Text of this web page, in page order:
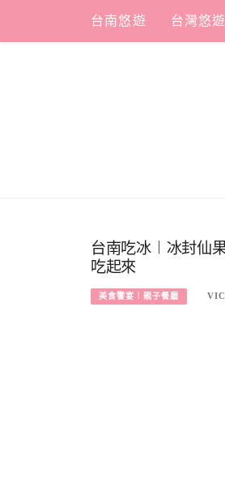
content
台南悠遊 台灣悠遊
台南吃冰︱冰封仙
吃起來
美食饗宴︱親子餐廳